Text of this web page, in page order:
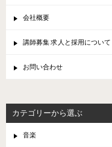
会社概要
講師募集 求人と採用について
お問い合わせ
カテゴリーから選ぶ
音楽